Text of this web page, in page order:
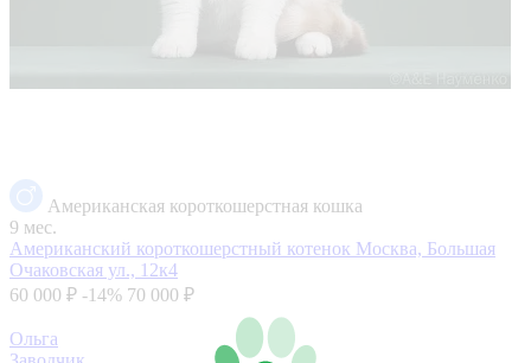
Американская короткошерстная кошка
9 мес.
Американский короткошерстный котенок Москва, Большая
Очаковская ул., 12к4
60 000 ₽ -14% 70 000 ₽
Ольга